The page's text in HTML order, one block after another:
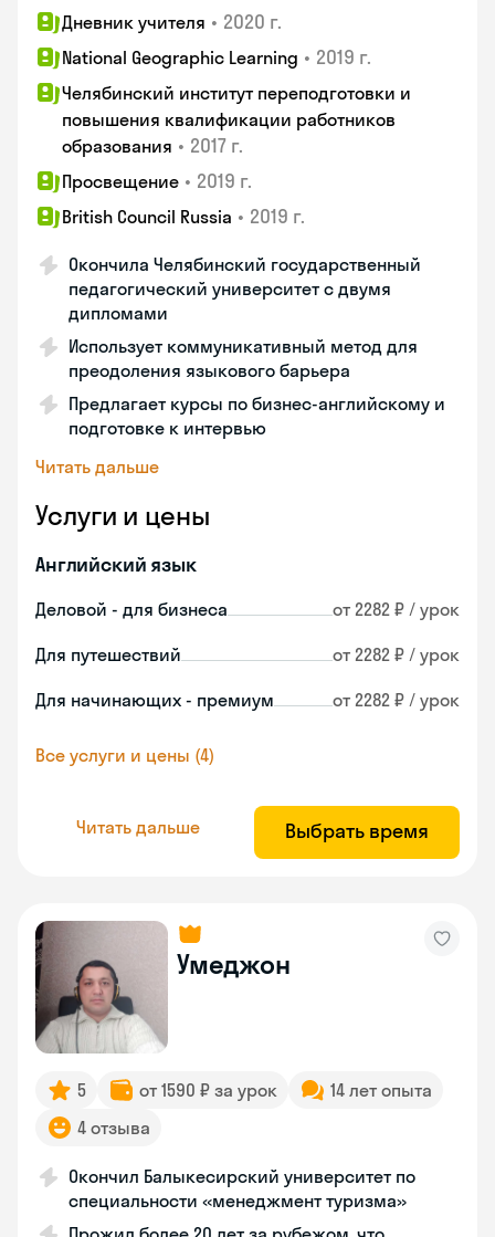
Дневник учителя • 2020 г.
National Geographic Learning • 2019 г.
Челябинский институт переподготовки и
повышения квалификации работников
образования • 2017 г.
Просвещение • 2019 г.
British Council Russia • 2019 г.
Окончила Челябинский государственный
педагогический университет с двумя
дипломами
Использует коммуникативный метод для
преодоления языкового барьера
Предлагает курсы по бизнес-английскому и
подготовке к интервью
Читать дальше
Услуги и цены
Английский язык
Деловой - для бизнеса от 2282 ₽ / урок
Для путешествий от 2282 ₽ / урок
Для начинающих - премиум от 2282 ₽ / урок
Все услуги и цены (4)
Читать дальше Выбрать время
Умеджон
5 от 1590 ₽ за урок
14 лет опыта
4 отзыва
Окончил Балыкесирский университет по
специальности «менеджмент туризма»